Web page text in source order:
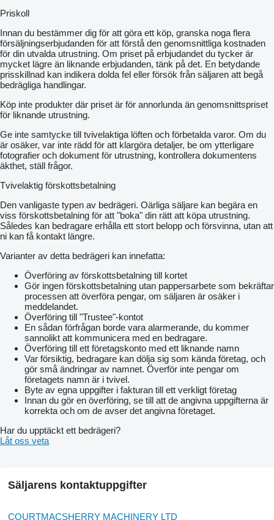
Priskoll
Innan du bestämmer dig för att göra ett köp, granska noga flera
försäljningserbjudanden för att förstå den genomsnittliga kostnaden
för din utvalda utrustning. Om priset på erbjudandet du tycker är
mycket lägre än liknande erbjudanden, tänk på det. En betydande
prisskillnad kan indikera dolda fel eller försök från säljaren att begå
bedrägliga handlingar.
Köp inte produkter där priset är för annorlunda än genomsnittspriset
för liknande utrustning.
Ge inte samtycke till tvivelaktiga löften och förbetalda varor. Om du
är osäker, var inte rädd för att klargöra detaljer, be om ytterligare
fotografier och dokument för utrustning, kontrollera dokumentens
äkthet, ställ frågor.
Tvivelaktig förskottsbetalning
Den vanligaste typen av bedrägeri. Oärliga säljare kan begära en
viss förskottsbetalning för att "boka" din rätt att köpa utrustning.
Således kan bedragare erhålla ett stort belopp och försvinna, utan att
ni kan få kontakt längre.
Varianter av detta bedrägeri kan innefatta:
Överföring av förskottsbetalning till kortet
Gör ingen förskottsbetalning utan pappersarbete som bekräftar
processen att överföra pengar, om säljaren är osäker i
meddelandet.
Överföring till "Trustee"-kontot
En sådan förfrågan borde vara alarmerande, du kommer
sannolikt att kommunicera med en bedragare.
Överföring till ett företagskonto med ett liknande namn
Var försiktig, bedragare kan dölja sig som kända företag, och
gör små ändringar av namnet. Överför inte pengar om
företagets namn är i tvivel.
Byte av egna uppgifter i fakturan till ett verkligt företag
Innan du gör en överföring, se till att de angivna uppgifterna är
korrekta och om de avser det angivna företaget.
Har du upptäckt ett bedrägeri?
Låt oss veta
Säljarens kontaktuppgifter
COURTMACSHERRY MACHINERY LTD